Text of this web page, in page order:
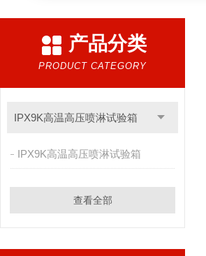
产品分类
PRODUCT CATEGORY
IPX9K高温高压喷淋试验箱
IPX9K高温高压喷淋试验箱
查看全部